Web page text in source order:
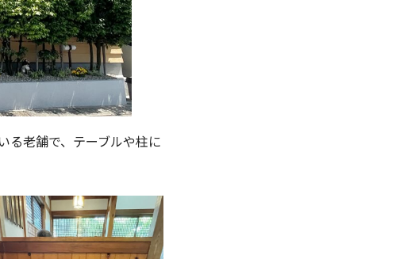
る老舗で、テーブルや柱に